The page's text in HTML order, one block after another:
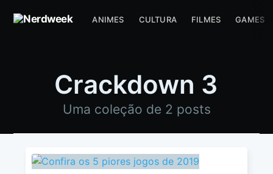
ANIMES CULTURA FILMES GAMES
Crackdown 3
Uma coleção de 2 posts